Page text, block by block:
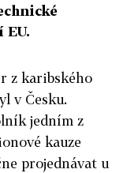
z karibského
v Česku.
jedním z
kauze
projednávat u